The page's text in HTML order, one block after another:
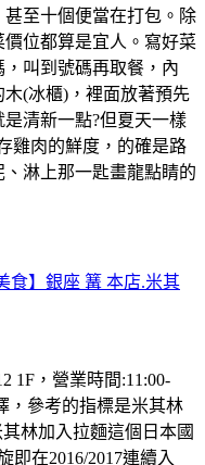
至十個便當在打包。除
位都算是宜人。寫好菜
叫到號碼再取餐，內
(冰櫃)，裡面放著預先
清新一點?但夏天一樣
雞肉的鮮度，的確是路
淋上那一匙畫龍點睛的
食】銀座 篝 本店.米其
1F，營業時間:11:00-
，參考的指標是米其林
林加入拉麵這個日本國
即在2016/2017連續入